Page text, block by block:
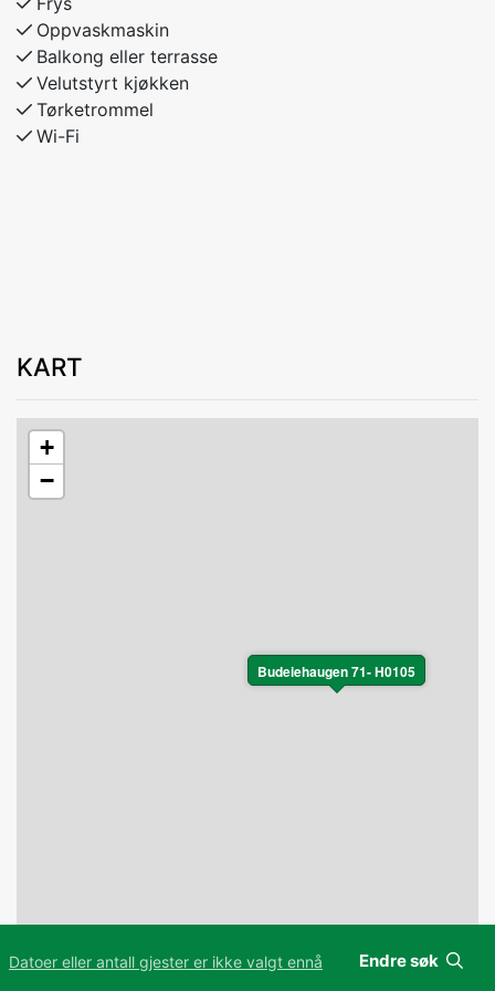
Oppvaskmaskin
Balkong eller terrasse
Velutstyrt kjøkken
Tørketrommel
Wi-Fi
Datoer eller antall gjester er ikke valgt ennå Endre søk
KART
Budeiehaugen 71- H0105
+
−
Leaflet ©OpenStreetMapcontributors